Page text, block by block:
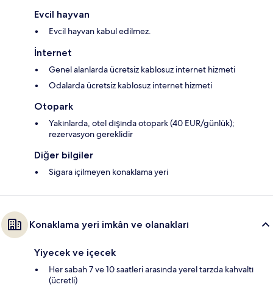
Evcil hayvan
Evcil hayvan kabul edilmez.
İnternet
Genel alanlarda ücretsiz kablosuz internet hizmeti
Odalarda ücretsiz kablosuz internet hizmeti
Otopark
Yakınlarda, otel dışında otopark (40 EUR/günlük);
rezervasyon gereklidir
Diğer bilgiler
Sigara içilmeyen konaklama yeri
Konaklama yeri imkân ve olanakları
Yiyecek ve içecek
Her sabah 7 ve 10 saatleri arasında yerel tarzda kahvaltı
(ücretli)